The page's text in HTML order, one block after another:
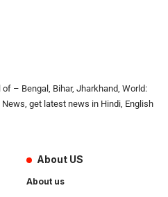
– Bengal, Bihar, Jharkhand, World:
get latest news in Hindi, English
About US
About us